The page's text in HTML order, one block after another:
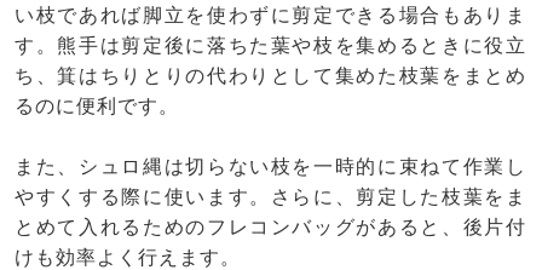
い枝であれば脚立を使わずに剪定できる場合もありま
す。熊手は剪定後に落ちた葉や枝を集めるときに役立
ち、箕はちりとりの代わりとして集めた枝葉をまとめ
るのに便利です。
また、シュロ縄は切らない枝を一時的に束ねて作業し
やすくする際に使います。さらに、剪定した枝葉をま
とめて入れるためのフレコンバッグがあると、後片付
けも効率よく行えます。